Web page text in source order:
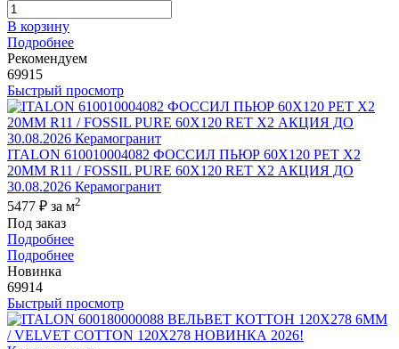
В корзину
Подробнее
Рекомендуем
69915
Быстрый просмотр
ITALON 610010004082 ФОССИЛ ПЬЮР 60X120 РЕТ Х2
20MM R11 / FOSSIL PURE 60X120 RET X2 АКЦИЯ ДО
30.08.2026 Керамогранит
5477 ₽ за м2
Под заказ
Подробнее
Подробнее
Новинка
69914
Быстрый просмотр